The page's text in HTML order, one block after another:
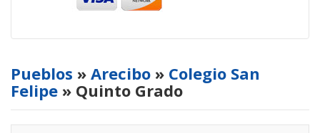
Pueblos » Arecibo » Colegio San
Felipe » Quinto Grado